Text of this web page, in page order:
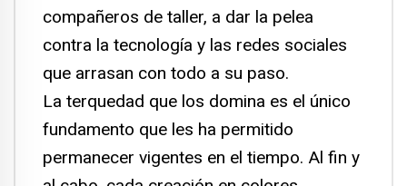
compañeros de taller, a dar la pelea
contra la tecnología y las redes sociales
que arrasan con todo a su paso.
La terquedad que los domina es el único
fundamento que les ha permitido
permanecer vigentes en el tiempo. Al fin y